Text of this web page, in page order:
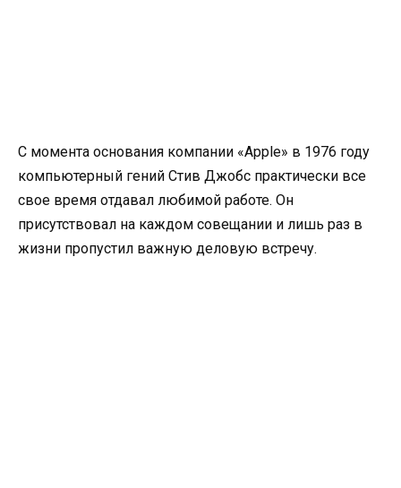
С момента основания компании «Apple» в 1976 году
компьютерный гений Стив Джобс практически все
свое время отдавал любимой работе. Он
присутствовал на каждом совещании и лишь раз в
жизни пропустил важную деловую встречу.